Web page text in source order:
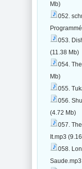
Mb)
052.
053.
(11.38 Mb)
054.
Mb)
055.
056.
(4.72 Mb)
057.
It.mp3
058.